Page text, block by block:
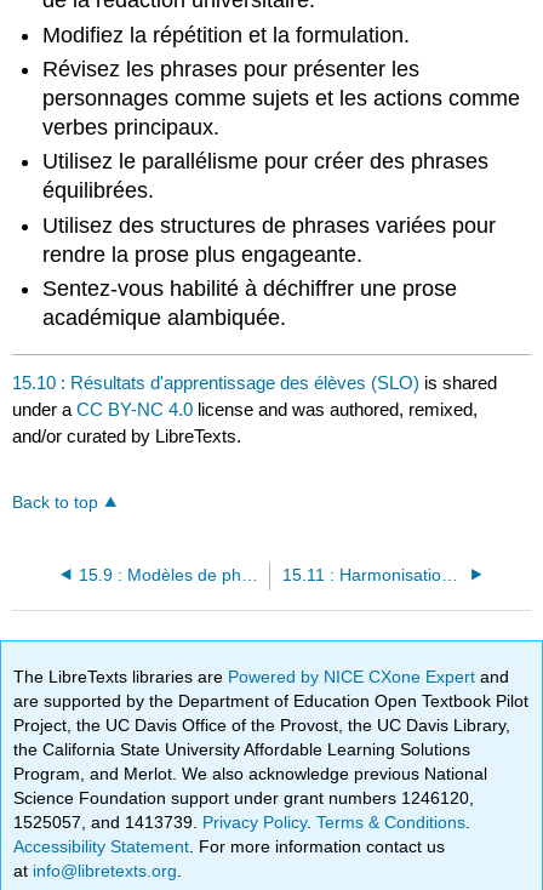
Modifiez la répétition et la formulation.
Révisez les phrases pour présenter les
personnages comme sujets et les actions comme
verbes principaux.
Utilisez le parallélisme pour créer des phrases
équilibrées.
Utilisez des structures de phrases variées pour
rendre la prose plus engageante.
Sentez-vous habilité à déchiffrer une prose
académique alambiquée.
15.10 : Résultats d'apprentissage des élèves (SLO) is shared
under aCC BY-NC 4.0 license and was authored, remixed,
and/or curated by LibreTexts.
Back to top
15.11 : Harmonisation avec les plans de cours de l'État
The LibreTexts libraries are Powered by NICE CXone Expertand
are supported by the Department of Education Open Textbook Pilot
Project, the UC Davis Office of the Provost, the UC Davis Library,
the California State University Affordable Learning Solutions
Program, and Merlot. We also acknowledge previous National
Science Foundation support under grant numbers 1246120,
1525057, and 1413739. Privacy Policy.Terms & Conditions
Accessibility Statement . For more information contact us
at info@libretexts.org